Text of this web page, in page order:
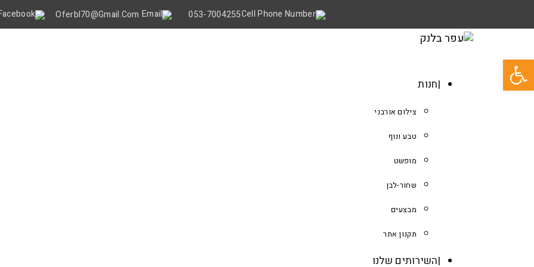
053-7004255
Oferbl70@gmail.Com
חנות
צילום אורבני
טבע ונוף
מופשט
שחור-לבן
מבצעים
תקנון אתר
השירותים שלנו
פתח סרגל נגישות